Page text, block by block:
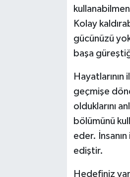
Kolay
gücünüzü
başa
geçmişe
olduklarını
bölümünü
eder.
ediştir.
Hedefiniz